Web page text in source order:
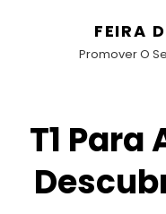
FEIRA
Promover O
T1